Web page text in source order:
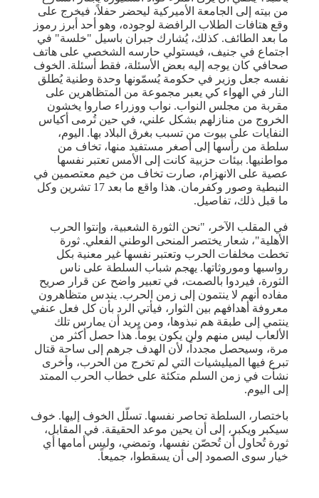
من بيته إلى الجامعة الأميركية ليحضر حفلاً، فيخرج على
وقع هتافات الطلاب الرافضة لوجوده، وهو أحد أبرز رموز
ما بعد الطائف. كذلك، يُشارك جبران باسيل "خلسة" في
اجتماع في جنيف، فيستولي حارسه الشخصي على هاتف
صحافي كان يوجه إليه بعض الأسئلة، فقط أسئلة. الخوف
نفسه جعل وزير في حكومة يُسمّونها وحدة وطنية يُطلق
النار في الهواء كي يعبر مجموعة من المتظاهرين على
مقربة من مجلس النواب. نواب ووزراء صاروا يخشون
الخروج من منازلهم بشكل علني، في حين تُرمى أكياس
النفايات على بيوت من تسبب بغرق البلاد بها. اليوم،
سلطة من رأسها إلى أصغر مستفيد منها، تخاف من
مواطنيها. بيئات حزبية كانت إلى الأمس تعتبر نفسها
عصية على الانهزام، صارت تخاف من خيم معتصمين في
النبطية وصور وكفرمان. هذا واقع ما بعد 17 تشرين وكل
ما قبل ذلك، تفاصيل.
في المقلب الآخر، "نحن الثورة الشعبية، وإنتوا الحرب
الأهلية"، شعار يختصر المنحى الوطني الفعلي. ثورة
تخطت مخلفات الحرب وتعتبر نفسها غير معنية بكل
رواسبها وموروثاتها. يهجم شباب السلطة على ناس
الثورة، فيردوا بالصمت، في تعبير واضح عن قرار صريح
مفاده أنهم لا ينتمون إلى زمن الحرب. يندس متظاهرون
معروفة أهدافهم بين الثوار، فيأتي الرد بأن كل فعل عنفي
ينتمي إلى طبقة هم نبذوها، ومن يريد أن يمارس تلك
الألعاب ليس منهم ولن يكون يوماً. هذا حصل أكثر من
مرة، وسيحصل مجدداً، لأن الهدف جرهم إلى ساحة قتال
تبرع فيها الميليشيات التي لم تخرج من الحرب، وأخرى
نشأت في زمن السلم متكئة على خطاب الحرب الممتد
إلى اليوم.
باختصار، السلطة تحاصر نفسها. تسلّل الخوف إليها. خوف
سيكبر ويكبر، إلى أن يحين موعد الحقيقة. في المقابل،
ثورة تُحاول أن تُحصّن نفسها، وتمضي، وليس أمامها أي
خيار سوى الصمود إلى أن يسقطوا، جميعاً.